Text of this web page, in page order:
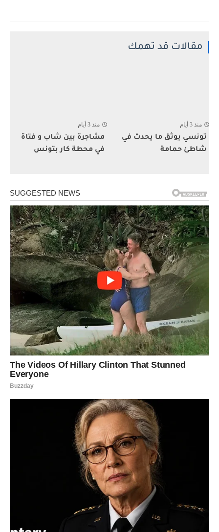
مقالات قد تهمك
منذ 3 أيام
تونسي يوثق ما يحدث في
شاطئ حمامة
منذ 3 أيام
مشاجرة بين شاب و فتاة
في محطة كار بتونس